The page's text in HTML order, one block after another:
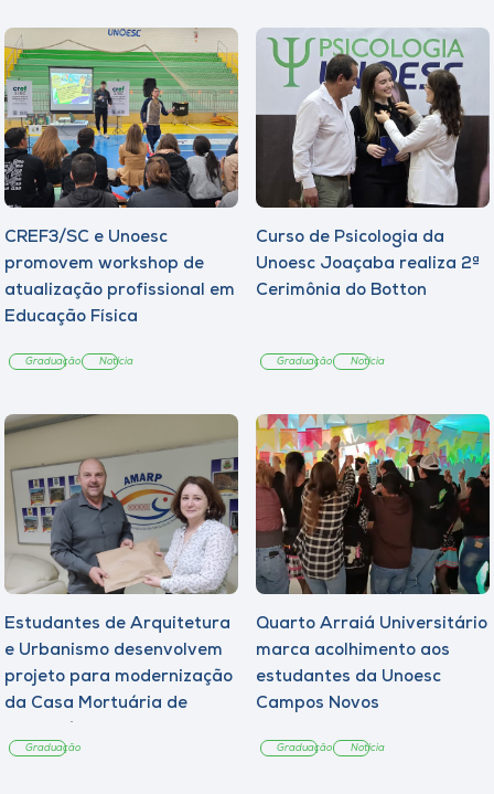
CREF3/SC e Unoesc
promovem workshop de
atualização profissional em
Educação Física
Graduação Notícia
Curso de Psicologia da
Unoesc Joaçaba realiza 2ª
Cerimônia do Botton
Graduação Notícia
Estudantes de Arquitetura
e Urbanismo desenvolvem
projeto para modernização
da Casa Mortuária de
Graduação
Quarto Arraiá Universitário
marca acolhimento aos
estudantes da Unoesc
Campos Novos
Graduação Notícia